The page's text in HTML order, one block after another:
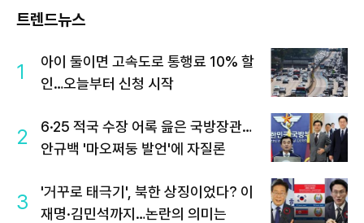
트렌드뉴스
1
아이 둘이면 고속도로 통행료 10% 할
인…오늘부터 신청 시작
2
6·25 적국 수장 어록 읊은 국방장관…
안규백 '마오쩌둥 발언'에 자질론
3
'거꾸로 태극기', 북한 상징이었다? 이
재명·김민석까지…논란의 의미는